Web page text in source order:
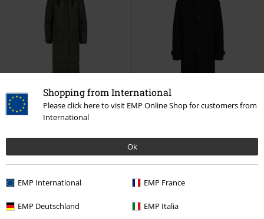
Shopping from International
Please click here to visit EMP Online Shop for customers from
International
Ok
EMP International EMP France
EMP Deutschland EMP Italia
% Fast ausverkauft
114,99 €
Wintermantel
Fast ausverkauft